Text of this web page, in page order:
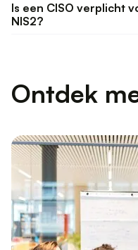
Is een CISO verplicht
NIS2?
Ontdek